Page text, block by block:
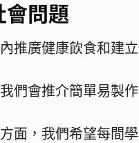
會問題
推廣健康飲食和建
們會推介簡單易製
面，我們希望每間